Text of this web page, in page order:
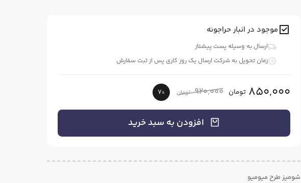
موجود در انبار حراجونه
ارسال به وسیله پست پیشتاز
زمان تحویل به شرکت ارسال یک روز کاری پس از ثبت سفارش
850,000 تومان 920,000 تومان 7%
افزودن به سبد خرید
شومیز طرح میومیو